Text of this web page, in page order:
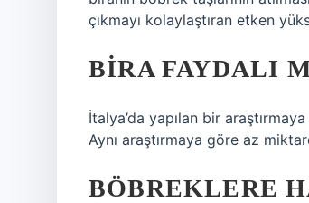
çıkmayı kolaylaştıran etken
BIRA FAYDALI
İtalya’da yapılan bir
Aynı araştırmaya göre az
BÖBREKLERE